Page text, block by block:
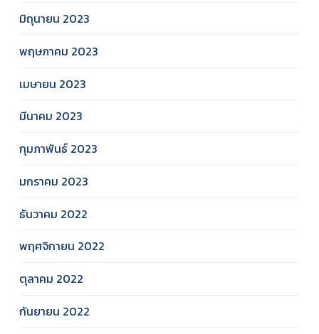
มิถุนายน 2023
พฤษภาคม 2023
เมษายน 2023
มีนาคม 2023
กุมภาพันธ์ 2023
มกราคม 2023
ธันวาคม 2022
พฤศจิกายน 2022
ตุลาคม 2022
กันยายน 2022